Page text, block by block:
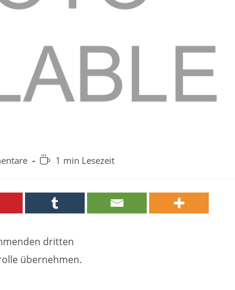
Lesedauer:
1 min Lesezeit
dritten
übernehmen.